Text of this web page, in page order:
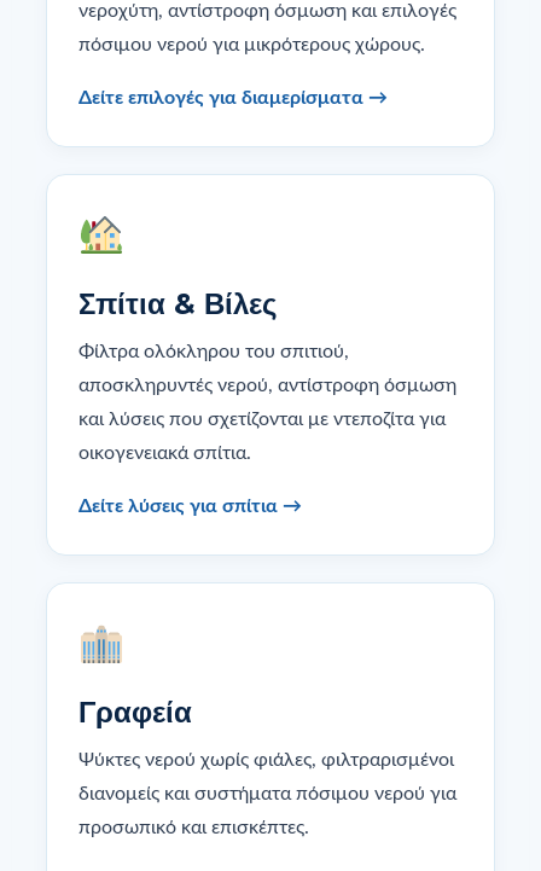
νεροχύτη, αντίστροφη όσμωση και επιλογές
πόσιμου νερού για μικρότερους χώρους.
Δείτε επιλογές για διαμερίσματα →
Σπίτια & Βίλες
Φίλτρα ολόκληρου του σπιτιού,
αποσκληρυντές νερού, αντίστροφη όσμωση
και λύσεις που σχετίζονται με ντεποζίτα για
οικογενειακά σπίτια.
Δείτε λύσεις για σπίτια →
Γραφεία
Ψύκτες νερού χωρίς φιάλες, φιλτραρισμένοι
διανομείς και συστήματα πόσιμου νερού για
προσωπικό και επισκέπτες.